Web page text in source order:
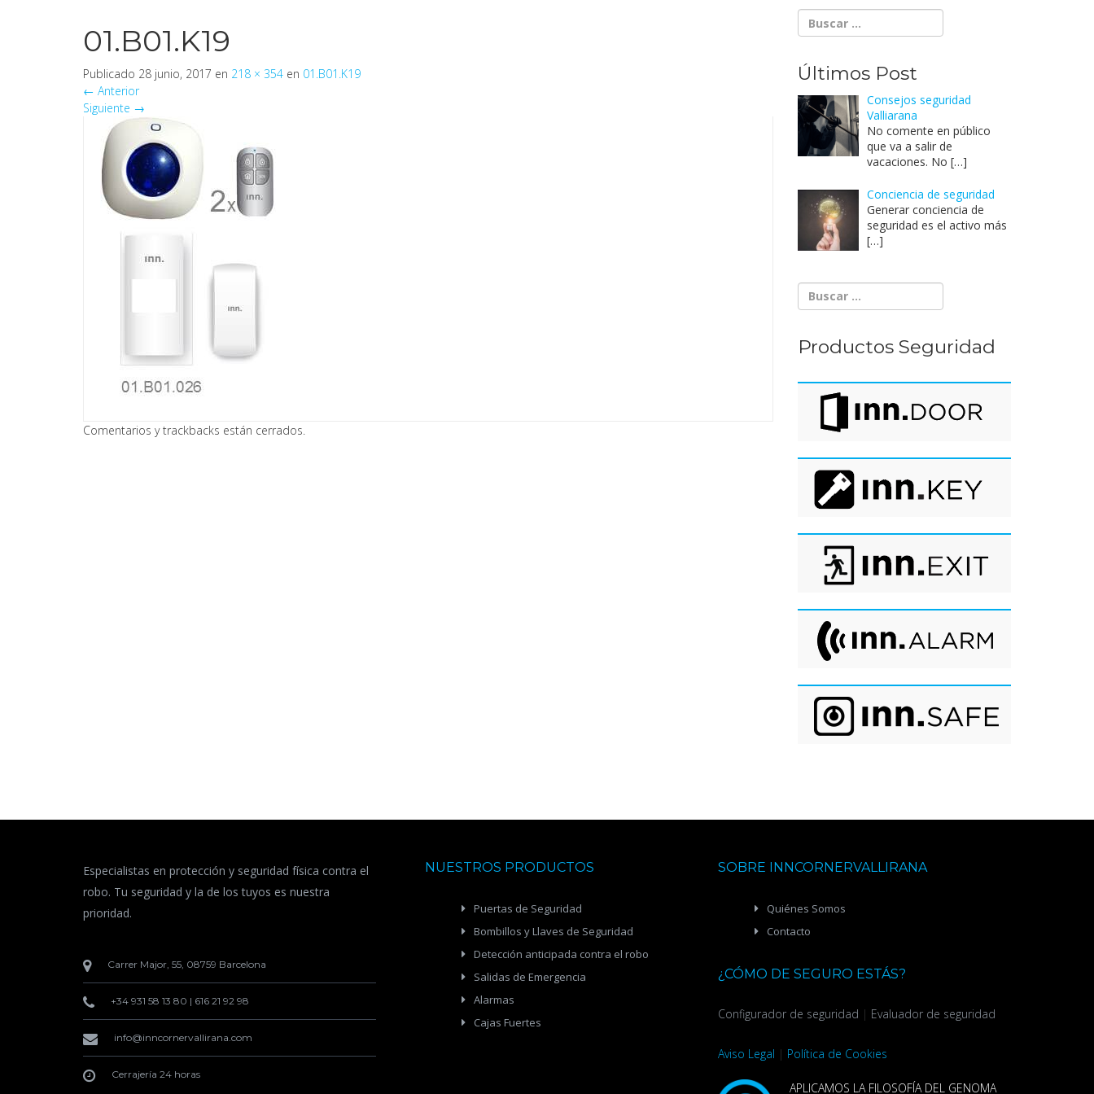
01.B01.K19
Publicado 28 junio, 2017 en 218 × 354 en 01.B01.K19
← Anterior
Siguiente →
Comentarios y trackbacks están cerrados.
Últimos Post
Consejos seguridad
Valliarana
No comente en público
que va a salir de
vacaciones. No […]
Conciencia de seguridad
Generar conciencia de
seguridad es el activo más
[…]
Productos Seguridad
Especialistas en protección y seguridad física contra el
robo. Tu seguridad y la de los tuyos es nuestra
prioridad.
Carrer Major, 55, 08759 Barcelona
+34 931 58 13 80 | 616 21 92 98
info@inncornervallirana.com
Cerrajería 24 horas
NUESTROS PRODUCTOS
Puertas de Seguridad
Bombillos y Llaves de Seguridad
Detección anticipada contra el robo
Salidas de Emergencia
Alarmas
Cajas Fuertes
SOBRE INNCORNERVALLIRANA
Quiénes Somos
Contacto
¿CÓMO DE SEGURO ESTÁS?
Configurador de seguridad | Evaluador de seguridad
Aviso Legal | Política de Cookies
APLICAMOS LA FILOSOFÍA DEL GENOMA